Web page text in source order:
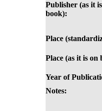
Publisher (as it
book):
Place
Place (as it is on
Year of
Notes: